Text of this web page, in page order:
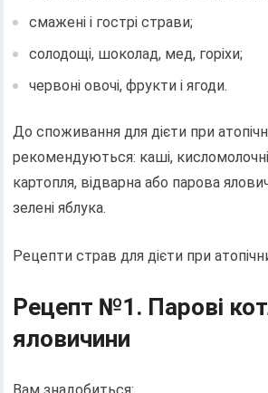
смажені і гострі страви;
солодощі, шоколад, мед, горіхи;
червоні овочі, фрукти і ягоди.
До споживання для дієти при
рекомендуються: каші,
картопля, відварна або парова
зелені яблука.
Рецепти страв для дієти при
Рецепт №1. Парові
яловичини